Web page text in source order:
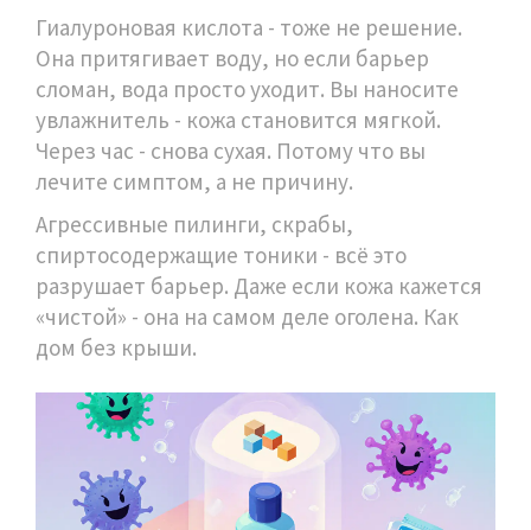
Гиалуроновая кислота - тоже не решение.
Она притягивает воду, но если барьер
сломан, вода просто уходит. Вы наносите
увлажнитель - кожа становится мягкой.
Через час - снова сухая. Потому что вы
лечите симптом, а не причину.
Агрессивные пилинги, скрабы,
спиртосодержащие тоники - всё это
разрушает барьер. Даже если кожа кажется
«чистой» - она на самом деле оголена. Как
дом без крыши.